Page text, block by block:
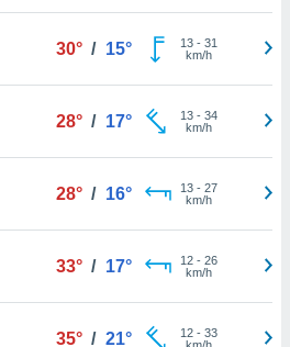
30° / 15° 13- 31
km/h
28° / 17° 13- 34
km/h
28° / 16° 13- 27
km/h
33° / 17° 12- 26
km/h
35° / 21° 12- 33
km/h